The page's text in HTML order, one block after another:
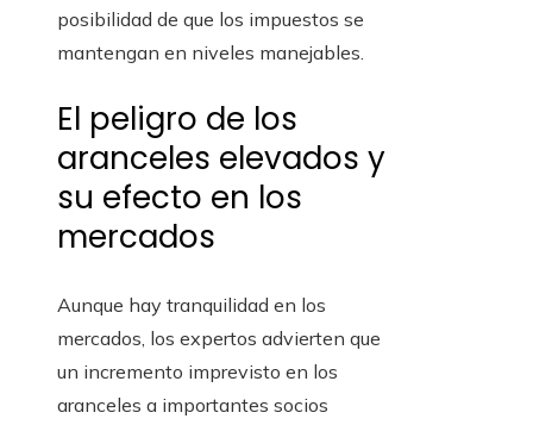
posibilidad de que los impuestos se
mantengan en niveles manejables.
El peligro de los
aranceles elevados y
su efecto en los
mercados
Aunque hay tranquilidad en los
mercados, los expertos advierten que
un incremento imprevisto en los
aranceles a importantes socios